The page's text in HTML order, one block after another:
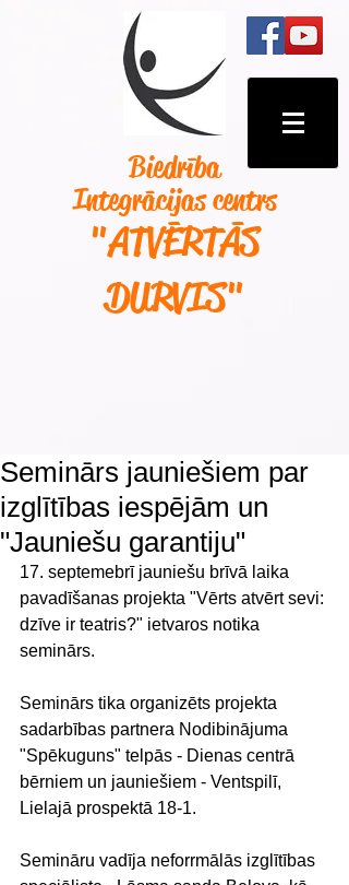
Biedrība
Integrācijas centrs
"ATVĒRTĀS
DURVIS"
Seminārs jauniešiem par
izglītības iespējām un
"Jauniešu garantiju"
17. septemebrī jauniešu brīvā laika
pavadīšanas projekta "Vērts atvērt sevi:
dzīve ir teatris?" ietvaros notika
seminārs.
Seminārs tika organizēts projekta
sadarbības partnera Nodibinājuma
"Spēkuguns" telpās - Dienas centrā
bērniem un jauniešiem - Ventspilī,
Lielajā prospektā 18-1.
Semināru vadīja neforrmālās izglītības